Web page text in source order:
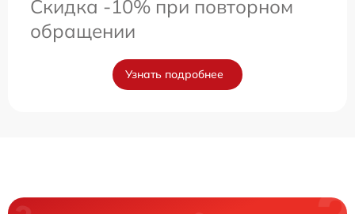
Скидка -10% при повторном
обращении
Узнать подробнее